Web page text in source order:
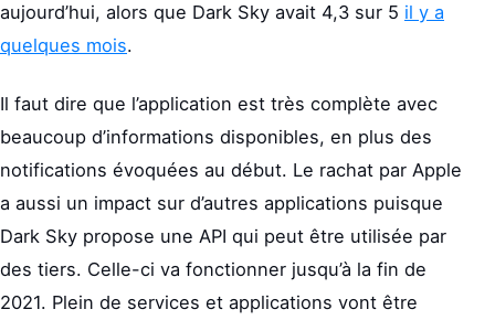
aujourd’hui, alors que Dark Sky avait 4,3 sur 5 il y a
quelques mois.
Il faut dire que l’application est très complète avec
beaucoup d’informations disponibles, en plus des
notifications évoquées au début. Le rachat par Apple
a aussi un impact sur d’autres applications puisque
Dark Sky propose une API qui peut être utilisée par
des tiers. Celle-ci va fonctionner jusqu’à la fin de
2021. Plein de services et applications vont être